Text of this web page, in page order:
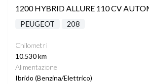
1200 HYBRID ALLURE 110 CV
PEUGEOT 208
Chilometri
10.530 km
Alimentazione
Ibrido (Benzina/Elettrico)